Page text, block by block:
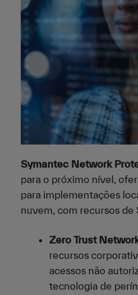
Symantec Network
para o próximo nível,
para implementações
nuvem, com recursos de
Zero Trust
recursos
acessos não
tecnologia de